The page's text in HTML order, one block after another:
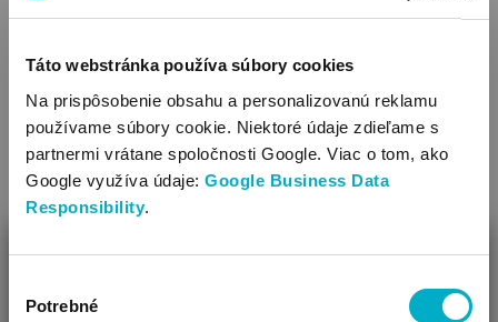
Táto webstránka používa súbory cookies
Na prispôsobenie obsahu a personalizovanú reklamu
používame súbory cookie. Niektoré údaje zdieľame s
partnermi vrátane spoločnosti Google. Viac o tom, ako
Google využíva údaje: Google Business Data
Responsibility.
súhlasu
Potrebné
POPIS A VLASTNOSTI
Doporučená váha (kg) 3,2-11
Vybavenie: skladacia opierka hlavy, široké ramienko
Pozície: pozícia orientovaná na rodiča, pozícia orientovaná
dopredu
Sedadlo je možné pripevniť samostatne k ramennému
popruhu